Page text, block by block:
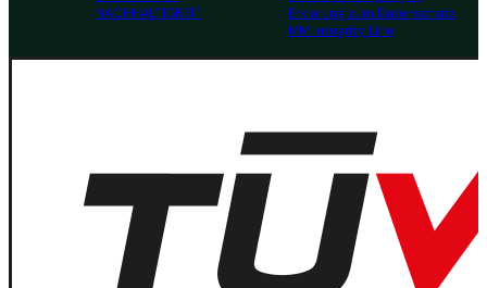
NACHHALTIGKEIT
Erklärung zum Datenschutz
MM Integrity Line